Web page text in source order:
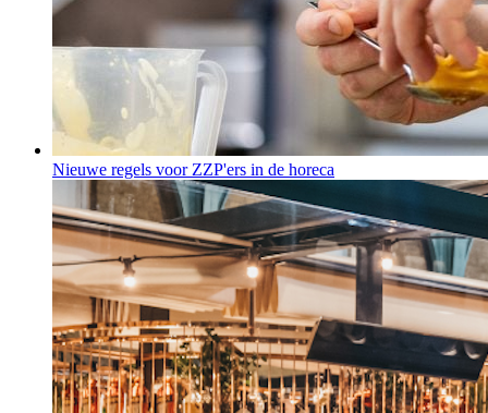
Nieuwe regels voor ZZP'ers in de horeca